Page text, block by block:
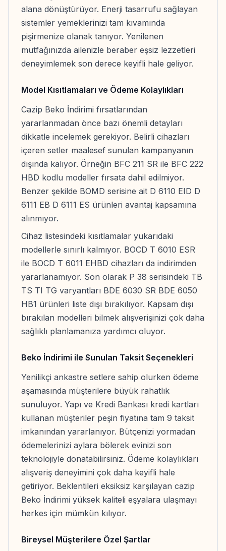
alana dönüştürüyor. Enerji tasarrufu sağlayan
sistemler yemeklerinizi tam kıvamında
pişirmenize olanak tanıyor. Yenilenen
mutfağınızda ailenizle beraber eşsiz lezzetleri
deneyimlemek son derece keyifli hale geliyor.
Model Kısıtlamaları ve Ödeme Kolaylıkları
Cazip Beko İndirimi fırsatlarından
yararlanmadan önce bazı önemli detayları
dikkatle incelemek gerekiyor. Belirli cihazları
içeren setler maalesef sunulan kampanyanın
dışında kalıyor. Örneğin BFC 211 SR ile BFC 222
HBD kodlu modeller fırsata dahil edilmiyor.
Benzer şekilde BOMD serisine ait D 6110 EID D
6111 EB D 6111 ES ürünleri avantaj kapsamına
alınmıyor.
Cihaz listesindeki kısıtlamalar yukarıdaki
modellerle sınırlı kalmıyor. BOCD T 6010 ESR
ile BOCD T 6011 EHBD cihazları da indirimden
yararlanamıyor. Son olarak P 38 serisindeki TB
TS TI TG varyantları BDE 6030 SR BDE 6050
HB1 ürünleri liste dışı bırakılıyor. Kapsam dışı
bırakılan modelleri bilmek alışverişinizi çok daha
sağlıklı planlamanıza yardımcı oluyor.
Beko İndirimi ile Sunulan Taksit Seçenekleri
Yenilikçi ankastre setlere sahip olurken ödeme
aşamasında müşterilere büyük rahatlık
sunuluyor. Yapı ve Kredi Bankası kredi kartları
kullanan müşteriler peşin fiyatına tam 9 taksit
imkanından yararlanıyor. Bütçenizi yormadan
ödemelerinizi aylara bölerek evinizi son
teknolojiyle donatabilirsiniz. Ödeme kolaylıkları
alışveriş deneyimini çok daha keyifli hale
getiriyor. Beklentileri eksiksiz karşılayan cazip
Beko İndirimi yüksek kaliteli eşyalara ulaşmayı
herkes için mümkün kılıyor.
Bireysel Müşterilere Özel Şartlar